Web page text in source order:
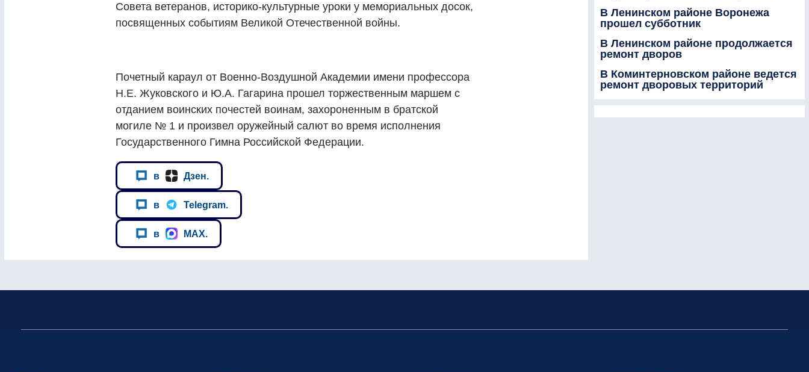
Совета ветеранов, историко-культурные уроки у мемориальных досок,
посвященных событиям Великой Отечественной войны.
Почетный караул от Военно-Воздушной Академии имени профессора
Н.Е. Жуковского и Ю.А. Гагарина прошел торжественным маршем с
отданием воинских почестей воинам, захороненным в братской
могиле № 1 и произвел оружейный салют во время исполнения
Государственного Гимна Российской Федерации.
в Дзен.
в Telegram.
в MAX.
В Ленинском районе Воронежа
прошел субботник
В Ленинском районе продолжается
ремонт дворов
В Коминтерновском районе ведется
ремонт дворовых территорий